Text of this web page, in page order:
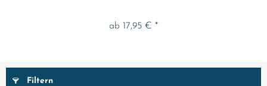
ab 17,95 € *
Filtern